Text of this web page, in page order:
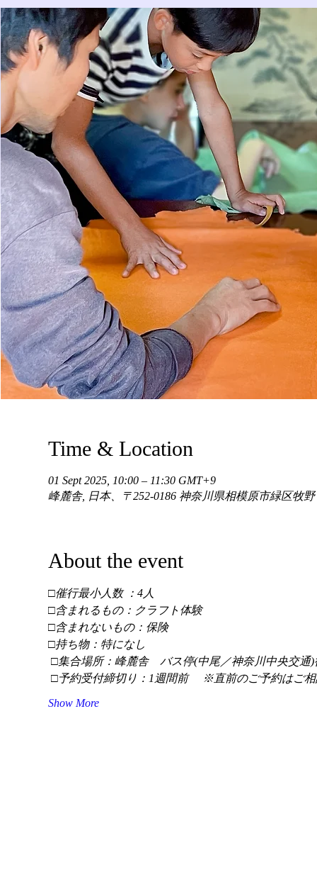
Time & Location
01 Sept 2025, 10:00 – 11:30 GMT+9
峰麓舎, 日本、〒252-0186 神奈川県相模原市緑区牧
About the event
□催行最小人数 ：4人
□含まれるもの：クラフト体験
□含まれないもの：保険
□持ち物：特になし
□集合場所：峰麓舎　バス停(中尾／神奈川中央交通)
□予約受付締切り：1週間前 　※直前のご予約はご
Show More